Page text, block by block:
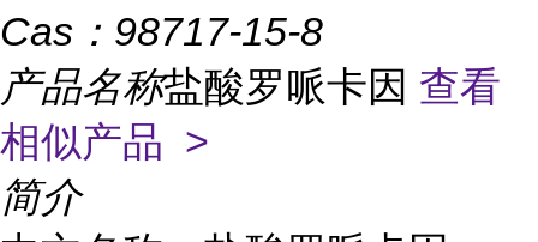
Cas： 98717-15-8
产品名称盐酸罗哌卡因 查看
相似产品 >
简介